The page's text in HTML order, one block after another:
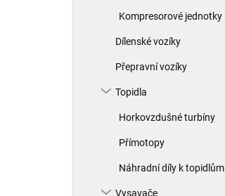
Kompresorové jednotky
Dílenské vozíky
Přepravní vozíky
Topidla
Horkovzdušné turbíny
Přímotopy
Náhradní díly k topidlům
Vysavače